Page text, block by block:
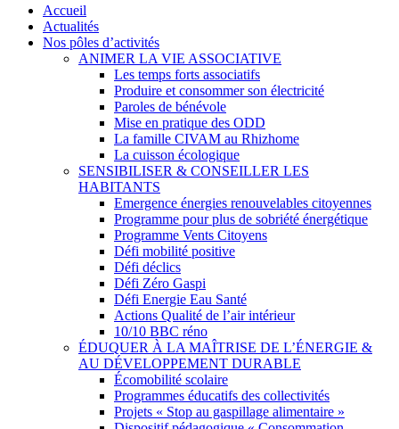
Close
Menu
Accueil
Actualités
Nos pôles d’activités
ANIMER LA VIE ASSOCIATIVE
Les temps forts associatifs
Produire et consommer son électricité
Paroles de bénévole
Mise en pratique des ODD
La famille CIVAM au Rhizhome
La cuisson écologique
SENSIBILISER & CONSEILLER LES
HABITANTS
Emergence énergies renouvelables citoyennes
Programme pour plus de sobriété énergétique
Programme Vents Citoyens
Défi mobilité positive
Défi déclics
Défi Zéro Gaspi
Défi Energie Eau Santé
Actions Qualité de l’air intérieur
10/10 BBC réno
ÉDUQUER À LA MAÎTRISE DE L’ÉNERGIE &
AU DÉVELOPPEMENT DURABLE
Écomobilité scolaire
Programmes éducatifs des collectivités
Projets « Stop au gaspillage alimentaire »